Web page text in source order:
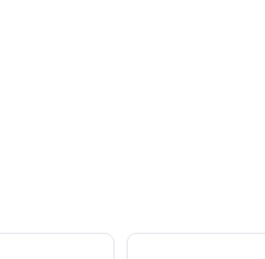
tách bạch giữa 2 kênh phải
chống dính fluorocarbon